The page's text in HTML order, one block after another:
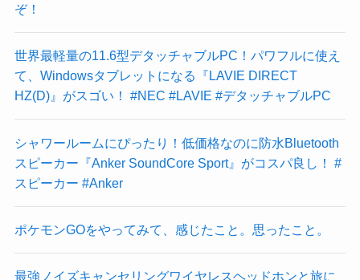
ぞ！
世界最軽量の11.6型デタッチャブルPC！パワフルに使え
て、Windowsタブレットになる『LAVIE DIRECT
HZ(D)』がスゴい！ #NEC #LAVIE #デタッチャブルPC
シャワールームにぴったり！低価格なのに防水Bluetooth
スピーカー『Anker SoundCore Sport』がコスパ良し！ #
スピーカー #Anker
ポケモンGOをやってみて、感じたこと。思ったこと。
最強ノイズキャンセリングワイヤレスヘッドホンと旅に